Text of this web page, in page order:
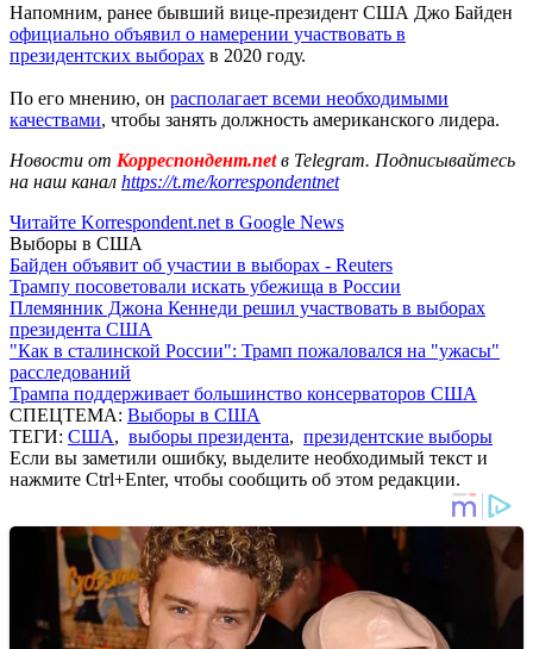
Напомним, ранее бывший вице-президент США Джо Байден
официально объявил о намерении участвовать в
президентских выборах в 2020 году.
По его мнению, он располагает всеми необходимыми
качествами, чтобы занять должность американского лидера.
Новости от Корреспондент.netв Telegram. Подписывайтесь
на наш канал https://t.me/korrespondentnet
Читайте Korrespondent.net в Google News
Выборы в США
Байден объявит об участии в выборах - Reuters
Трампу посоветовали искать убежища в России
Племянник Джона Кеннеди решил участвовать в выборах
президента США
"Как в сталинской России": Трамп пожаловался на "ужасы"
расследований
Трампа поддерживает большинство консерваторов США
СПЕЦТЕМА: Выборы в США
ТЕГИ: США, выборы президента, президентские выборы
Если вы заметили ошибку, выделите необходимый текст и
нажмите Ctrl+Enter, чтобы сообщить об этом редакции.